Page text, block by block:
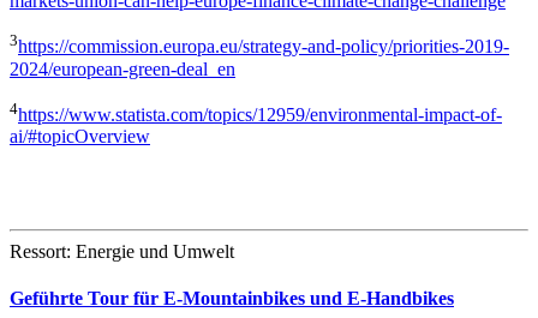
3https://commission.europa.eu/strategy-and-policy/priorities-2019-
2024/european-green-deal_en
4https://www.statista.com/topics/12959/environmental-impact-of-
ai/#topicOverview
Ressort: Energie und Umwelt
Geführte Tour für E-Mountainbikes und E-Handbikes